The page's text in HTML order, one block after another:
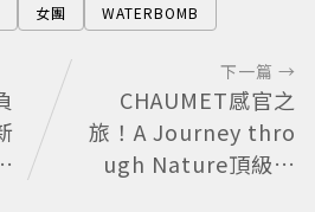
女團 WATERBOMB
下一篇 →
CHAUMET感官之
旅！A Journey thro
ugh Nature頂級珠